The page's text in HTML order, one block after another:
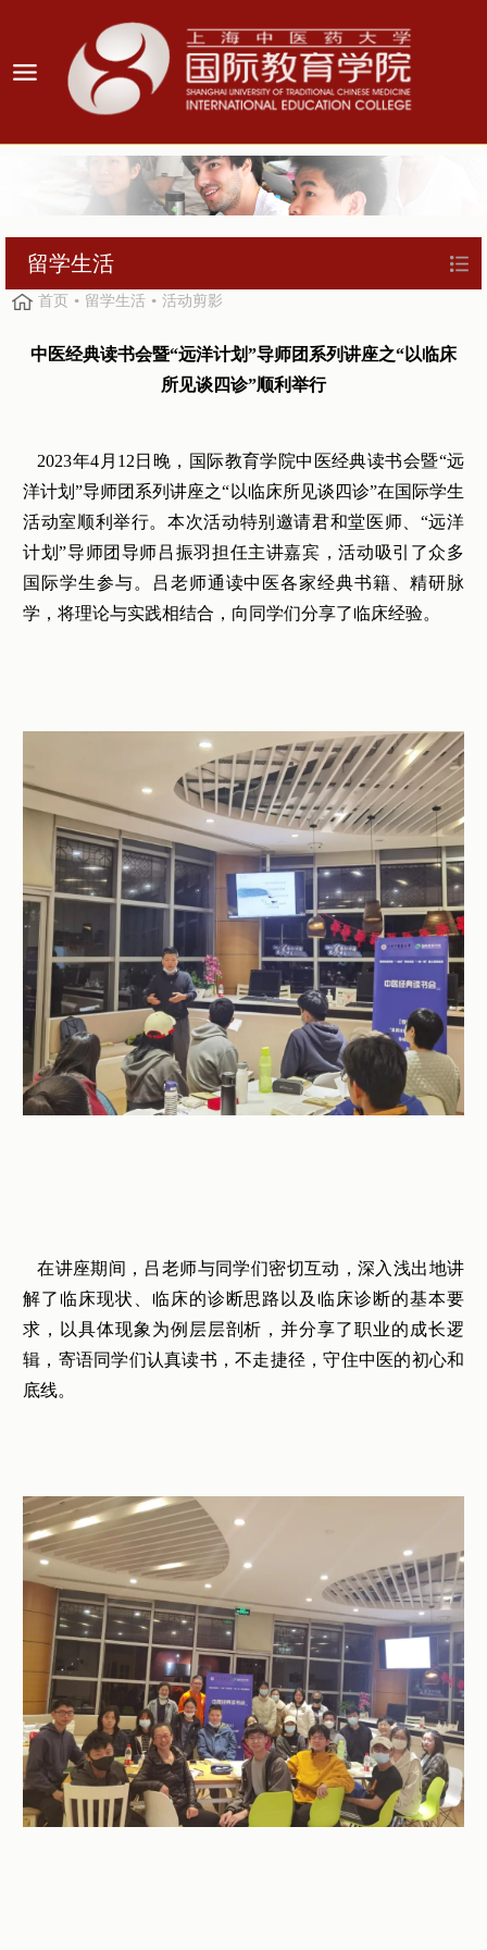
留学生活
首页 留学生活 活动剪影
中医经典读书会暨“远洋计划”导师团系列讲座之“以临床
所见谈四诊”顺利举行
2023年4月12日晚，国际教育学院中医经典读书会暨“远
洋计划”导师团系列讲座之“以临床所见谈四诊”在国际学生
活动室顺利举行。本次活动特别邀请君和堂医师、“远洋
计划”导师团导师吕振羽担任主讲嘉宾，活动吸引了众多
国际学生参与。吕老师通读中医各家经典书籍、精研脉
学，将理论与实践相结合，向同学们分享了临床经验。
在讲座期间，吕老师与同学们密切互动，深入浅出地讲
解了临床现状、临床的诊断思路以及临床诊断的基本要
求，以具体现象为例层层剖析，并分享了职业的成长逻
辑，寄语同学们认真读书，不走捷径，守住中医的初心和
底线。